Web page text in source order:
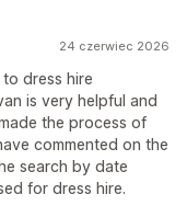
24 czerwiec 2026
dress hire
is very helpful and
the process of
commented on the
search by date
for dress hire.